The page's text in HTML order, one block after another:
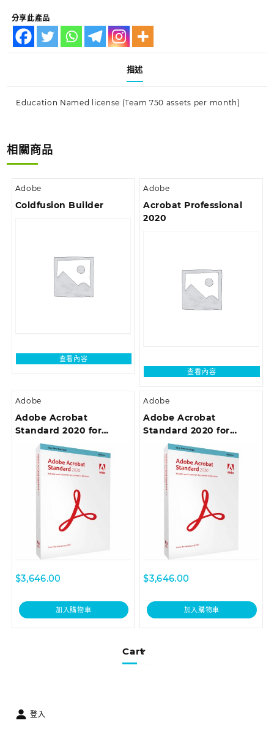
Cart
分享此產品
描述
Education Named license (Team 750 assets per month)
相關商品
Adobe
Coldfusion Builder
查看內容
Adobe
Acrobat Professional
2020
查看內容
Adobe
Adobe Acrobat
Standard 2020 for
Windows (AOO License)
$3,646.00
加入購物車
Adobe
Adobe Acrobat
Standard 2020 for
Windows (AOO License)
– 中文繁體
$3,646.00
加入購物車
登入